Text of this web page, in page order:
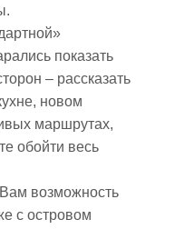
Циливи
показать
– рассказать
новом
маршрутах,
обойти весь
возможность
с островом